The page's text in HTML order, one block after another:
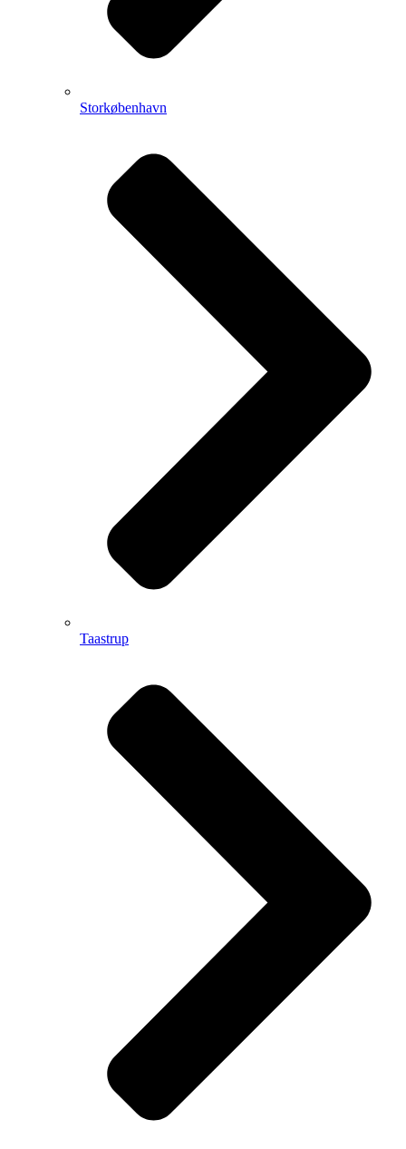
Storkøbenhavn
Taastrup